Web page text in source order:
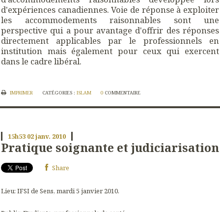
d'expériences canadiennes. Voie de réponse à exploiter
les accommodements raisonnables sont une
perspective qui a pour avantage d'offrir des réponses
directement applicables par le professionnels en
institution mais également pour ceux qui exercent
dans le cadre libéral.
IMPRIMER CATÉGORIES : ISLAM 0 COMMENTAIRE
15h53 02janv. 2010
Pratique soignante et judiciarisation
Share
Lieu: IFSI de Sens, mardi 5 janvier 2010.